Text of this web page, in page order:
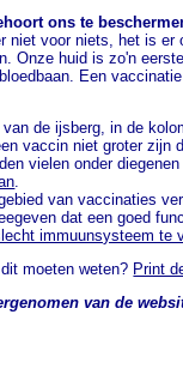
ons te
niet voor niets, het is er
Onze huid is zo'n
Een
de ijsberg, in de
vaccin niet groter zijn
vielen onder
.
van vaccinaties
dat een goed
immuunsysteem te
moeten weten? Print
van de